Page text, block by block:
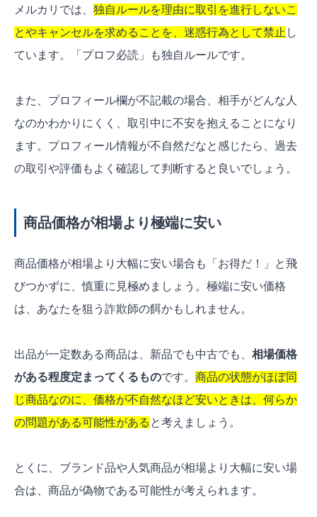
メルカリでは、 独自ルールを理由に取引を進行しないこ
とやキャンセルを求めることを、迷惑行為として禁止 し
ています。「プロフ必読」も独自ルールです。
また、プロフィール欄が不記載の場合、相手がどんな人
なのかわかりにくく、取引中に不安を抱えることになり
ます。プロフィール情報が不自然だなと感じたら、過去
の取引や評価もよく確認して判断すると良いでしょう。
商品価格が相場より極端に安い
商品価格が相場より大幅に安い場合も「お得だ！」と飛
びつかずに、慎重に見極めましょう。極端に安い価格
は、あなたを狙う詐欺師の餌かもしれません。
出品が一定数ある商品は、新品でも中古でも、 相場価格
がある程度定まってくるものです。 商品の状態がほぼ同
じ商品なのに、価格が不自然なほど安いときは、何らか
の問題がある可能性がある と考えましょう。
とくに、ブランド品や人気商品が相場より大幅に安い場
合は、商品が偽物である可能性が考えられます。